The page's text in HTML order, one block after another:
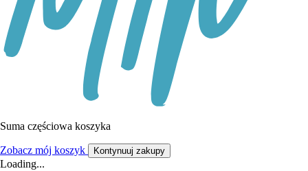
Suma częściowa koszyka
Zobacz mój koszyk Kontynuuj zakupy
Loading...